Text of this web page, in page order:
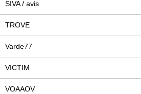
SIVA / avis
TROVE
Varde77
VICTIM
VOAAOV